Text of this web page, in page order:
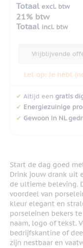
Totaal excl. btw
21% btw
Totaal incl. btw
Vrijblijvende
Let op: Je hebt
✔ Altijd een gratis
✔ Energiezuinige
✔ Gewoon in NL
Start de dag goed
Drink jouw drank uit
de ultieme beleving.
voordeel van
kleur elegant en
porseleinen bekers
naam, logo of tekst.
bedrijfskantine of
zijn nestbaar en